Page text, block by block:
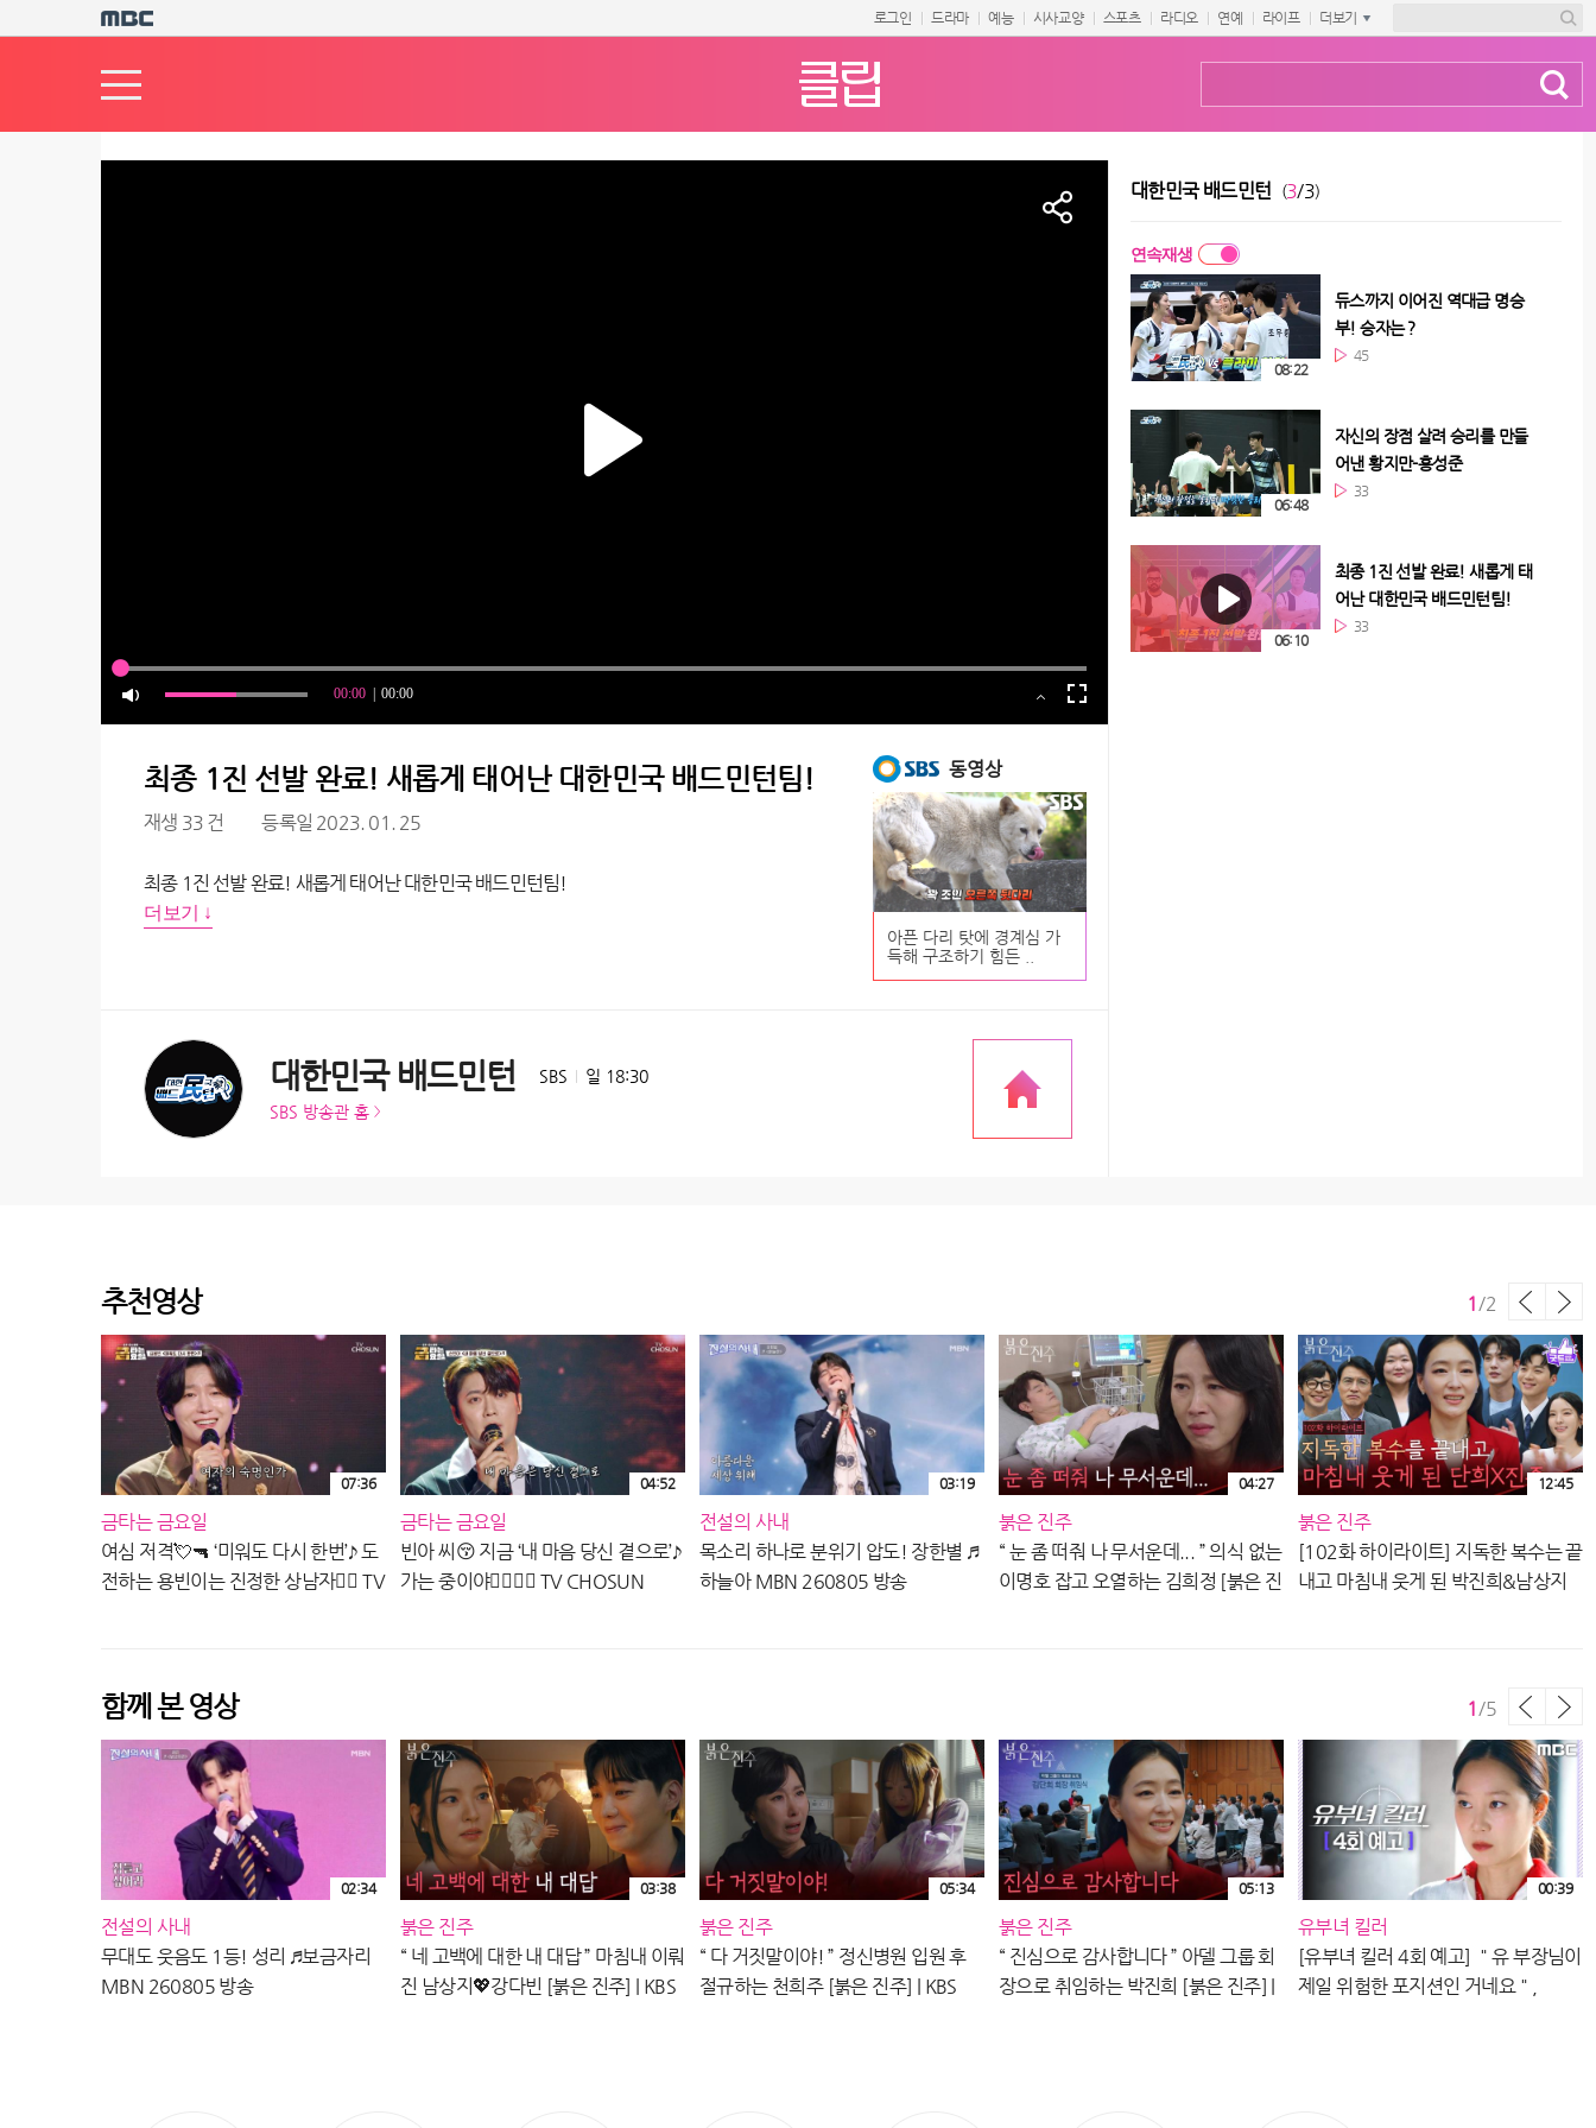
로그인 드라마 예능 시사교양 스포츠 라디오 연예 라이프 더보기
대한민국 배드민턴 (3/3)
연속재생
듀스까지 이어진 역대급 명승
부! 승자는？
08:22
45
자신의 장점 살려 승리를 만들
어낸 황지만-홍성준
06:48
33
최종 1진 선발 완료! 새롭게 태
어난 대한민국 배드민턴팀!
06:10
33
최종 1진 선발 완료! 새롭게 태어난 대한민국 배드민턴팀!
재생 33 건 등록일 2023. 01. 25
최종 1진 선발 완료! 새롭게 태어난 대한민국 배드민턴팀!
더보기 ↓
동영상
아픈 다리 탓에 경계심 가
득해 구조하기 힘든 ..
대한민국 배드민턴 SBS
일 18:30
SBS 방송관 홈
추천영상
금타는 금요일
여심 저격💘🔫 ‘미워도 다시 한번’♪ 도
전하는 용빈이는 진정한 상남자👍🏻 TV
07:36
금타는 금요일
빈아 씨😚 지금 ‘내 마음 당신 곁으로’♪
가는 중이야👉🏻👈🏻 TV CHOSUN
04:52
전설의 사내
목소리 하나로 분위기 압도! 장한별 ♬
하늘아 MBN 260805 방송
03:19
붉은 진주
“ 눈 좀 떠줘 나 무서운데... ” 의식 없는
이명호 잡고 오열하는 김희정 [붉은 진
04:27
붉은 진주
[102화 하이라이트] 지독한 복수는 끝
내고 마침내 웃게 된 박진희&남상지
12:45
1/2
함께 본 영상
전설의 사내
무대도 웃음도 1등! 성리 ♬보금자리
MBN 260805 방송
02:34
붉은 진주
“ 네 고백에 대한 내 대답 ” 마침내 이뤄
진 남상지💖강다빈 [붉은 진주] | KBS
03:38
붉은 진주
“ 다 거짓말이야! ” 정신병원 입원 후
절규하는 천희주 [붉은 진주] | KBS
05:34
붉은 진주
“ 진심으로 감사합니다 ” 아델 그룹 회
장으로 취임하는 박진희 [붉은 진주] |
05:13
유부녀 킬러
[유부녀 킬러 4회 예고] ＂유 부장님이
제일 위험한 포지션인 거네요＂,
00:39
1/5